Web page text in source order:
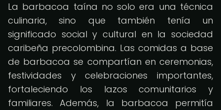
La barbacoa taína no solo era una técnica
culinaria, sino que también tenía un
significado social y cultural en la sociedad
caribeña precolombina. Las comidas a base
de barbacoa se compartían en ceremonias,
festividades y celebraciones importantes,
fortaleciendo los lazos comunitarios y
familiares. Además, la barbacoa permitía